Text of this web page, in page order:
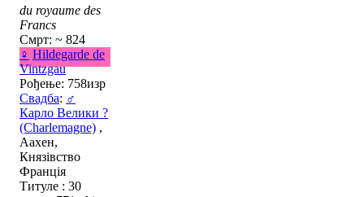
du royaume des
Francs
Смрт: ~ 824
♀ Hildegarde de
Vintzgau
Рођење: 758изр
Свадба: ♂
Карло Велики ?
(Charlemagne) ,
Аахен,
Князівство
Франція
Титуле : 30